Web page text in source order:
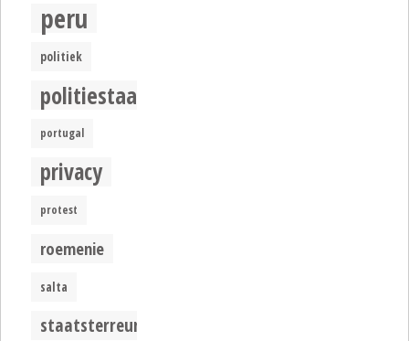
peru
politiek
politiestaat
portugal
privacy
protest
roemenie
salta
staatsterreur